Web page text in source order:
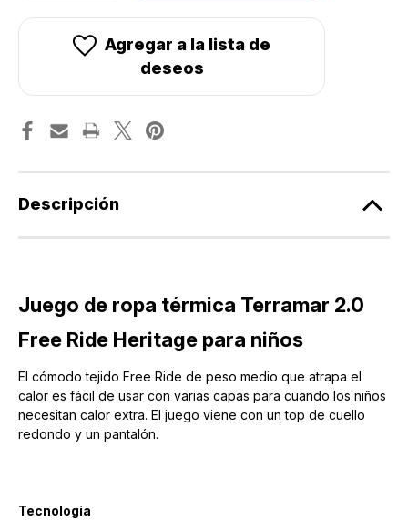
Juego
térmica
Free
Heritage
para
niños
Toddler
Juego
ropa
térmica
Terramar
Free
Heritage
para
niños
Toddler
Agregar a la lista de
deseos
Descripción
Juego de ropa térmica Terramar 2.0
Free Ride Heritage para niños
El cómodo tejido Free Ride de peso medio que atrapa el
calor es fácil de usar con varias capas para cuando los niños
necesitan calor extra. El juego viene con un top de cuello
redondo y un pantalón.
Tecnología